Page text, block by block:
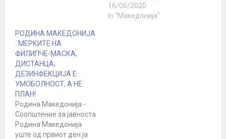
беа воведени едни од
најригорозните мерки
во регионот за
справување со т.н.
пандемија на
коронавирус. Цели 75
дена вонредна состојба
и…
16/06/2020
In "Македонија"
РОДИНА МАКЕДОНИЈА
: МЕРКИТЕ НА
ФИЛИПЧЕ-МАСКА,
ДИСТАНЦА,
ДЕЗИНФЕКЦИЈА Е
УМОБОЛНОСТ, А НЕ
ПЛАН!
Родина Македонија -
Соопштение за јавноста
Родина Македонија
уште од првиот ден ја